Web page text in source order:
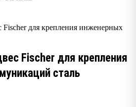
Fischer для крепления
сталь